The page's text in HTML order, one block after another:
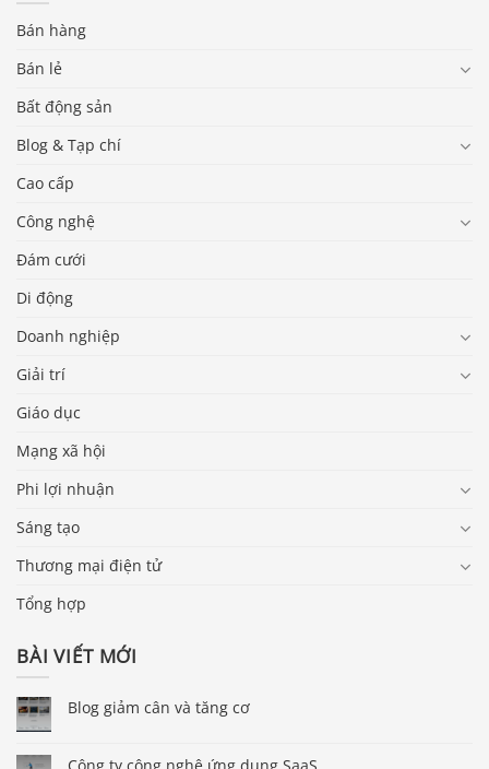
Bán hàng
Bán lẻ
Bất động sản
Blog & Tạp chí
Cao cấp
Công nghệ
Đám cưới
Di động
Doanh nghiệp
Giải trí
Giáo dục
Mạng xã hội
Phi lợi nhuận
Sáng tạo
Thương mại điện tử
Tổng hợp
BÀI VIẾT MỚI
Blog giảm cân và tăng cơ